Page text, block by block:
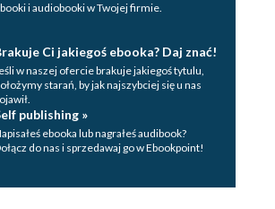
Objects
Remote Shared Objects
Instantiating Remote Shared Objects
Storage: Slots
Inspecting a Shared Object
Class
i audiobooki w Twojej firmie.
Ci jakiegoś ebooka? Daj znać!
w naszej ofercie brakuje jakiegoś tytulu,
starań, by jak najszybciej się u nas
publishing »
ebooka lub nagrałeś audibook?
do nas i sprzedawaj go w Ebookpoint!